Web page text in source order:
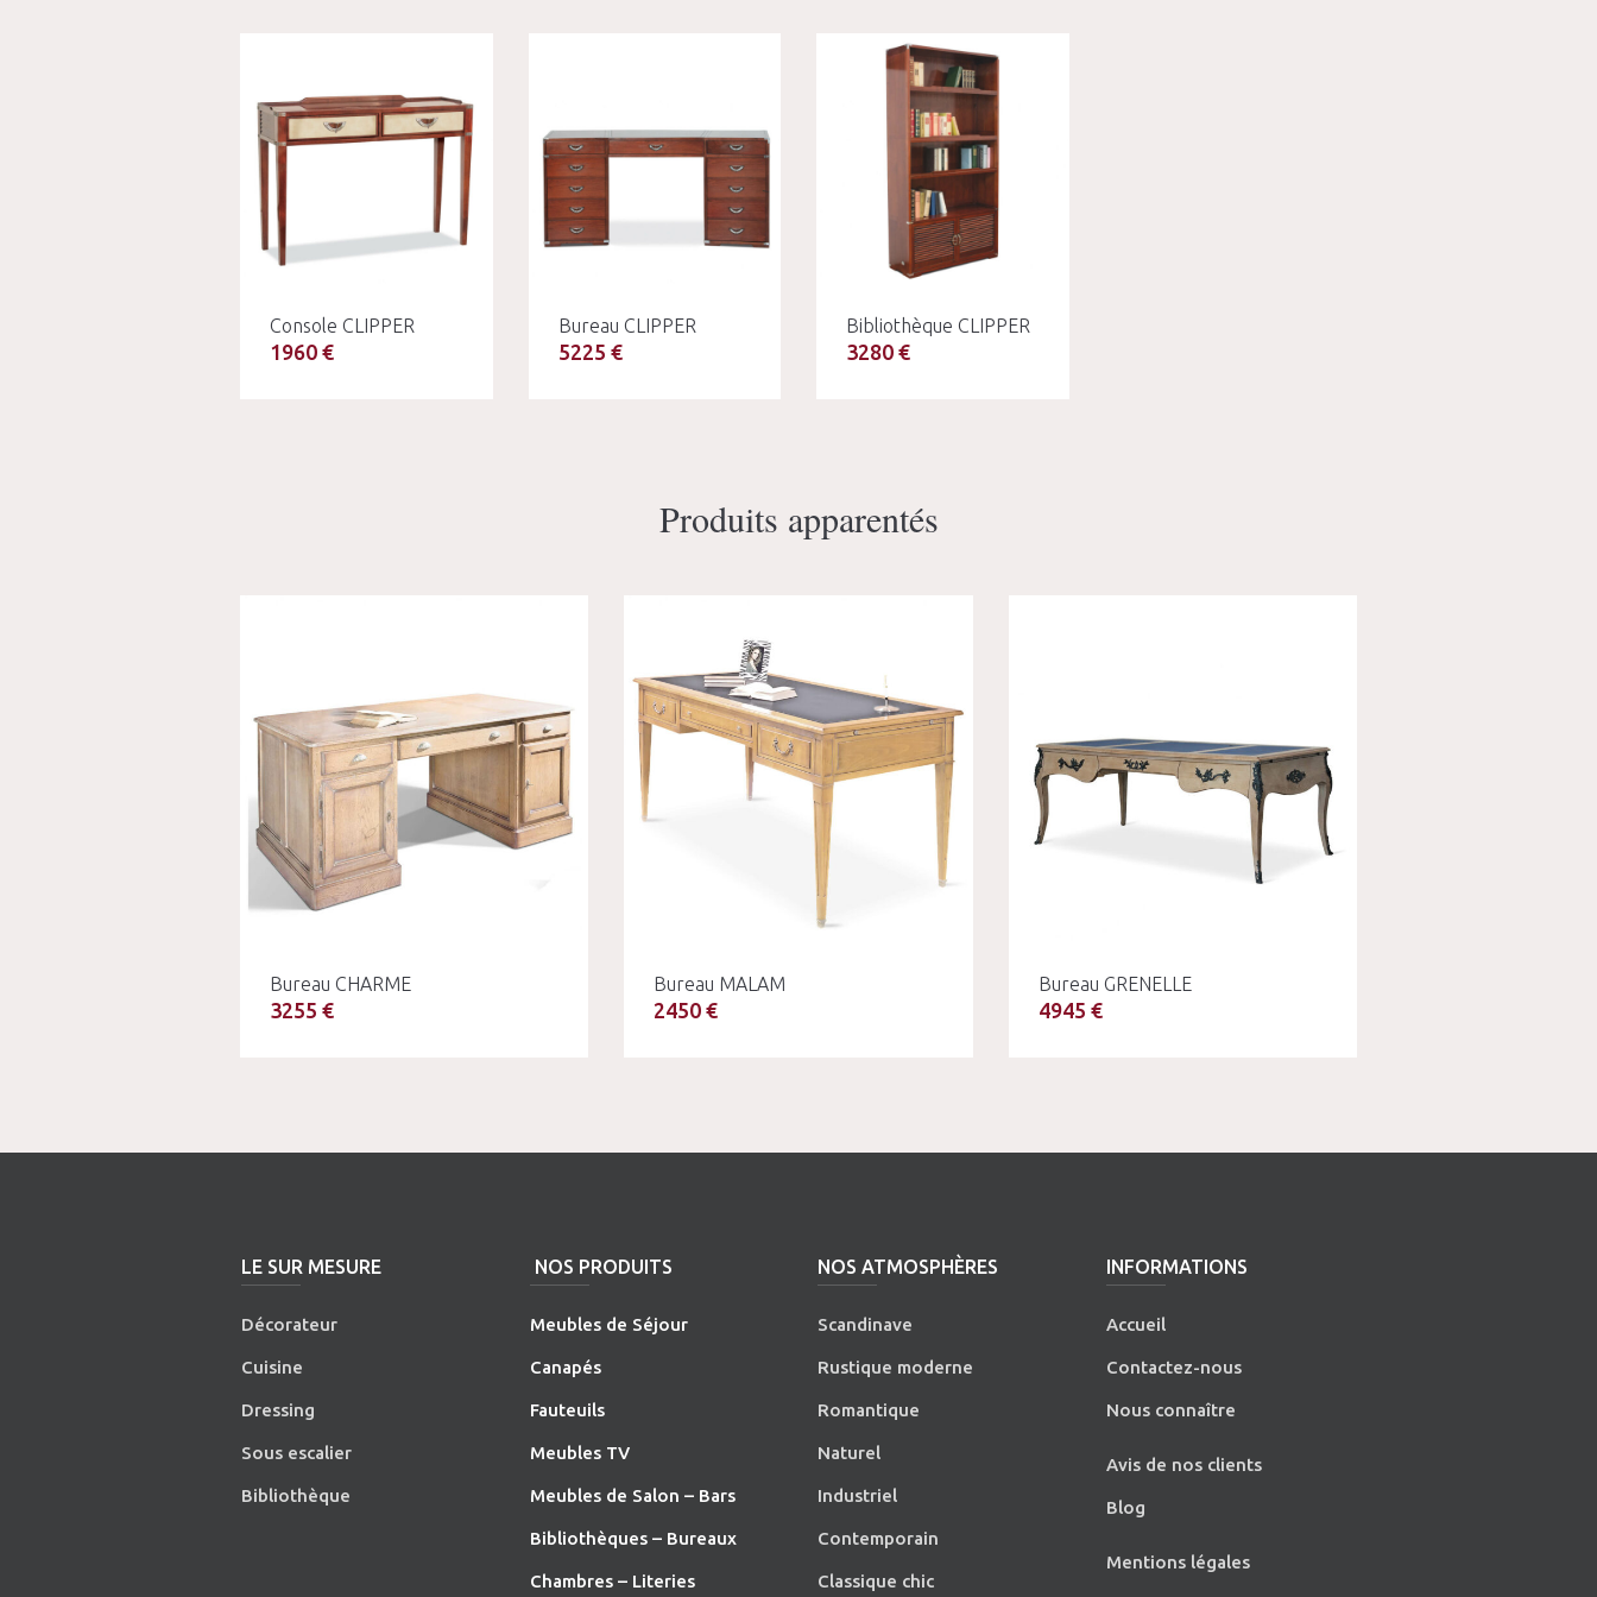
Console CLIPPER
1960 €
Bureau CLIPPER
5225 €
Bibliothèque CLIPPER
3280 €
Produits apparentés
Bureau CHARME
3255 €
Bureau MALAM
2450 €
Bureau GRENELLE
4945 €
LE SUR MESURE
Décorateur
Cuisine
Dressing
Sous escalier
Bibliothèque
NOS PRODUITS
Meubles de Séjour
Canapés
Fauteuils
Meubles TV
Meubles de Salon – Bars
Bibliothèques – Bureaux
Chambres – Literies
NOS ATMOSPHÈRES
Scandinave
Rustique moderne
Romantique
Naturel
Industriel
Contemporain
Classique chic
INFORMATIONS
Accueil
Contactez-nous
Nous connaître
Avis de nos clients
Blog
Mentions légales